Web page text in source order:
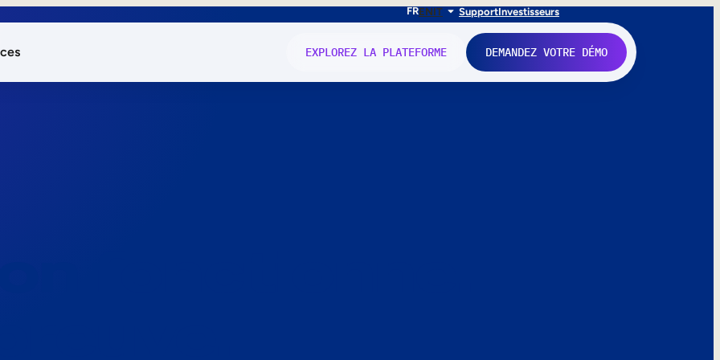
FRENIT SupportInvestisseurs
EXPLOREZ LA PLATEFORME DEMANDEZ VOTRE DÉMO